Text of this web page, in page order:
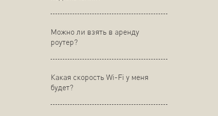
Можно ли взять в аренду
роутер?
Какая скорость Wi-Fi у меня
будет?